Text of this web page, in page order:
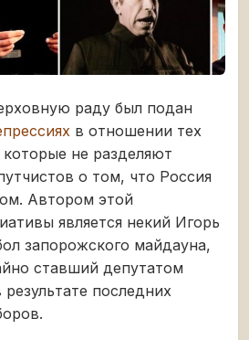
раду был подан
в отношении тех
не разделяют
о том, что Россия
Автором этой
является некий Игорь
запорожского майдауна,
ставший депутатом
последних